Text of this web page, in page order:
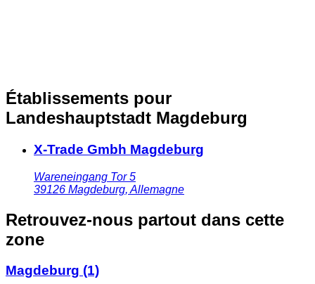
Établissements pour
Landeshauptstadt Magdeburg
X-Trade Gmbh Magdeburg
Wareneingang Tor 5
39126 Magdeburg, Allemagne
Retrouvez-nous partout dans cette
zone
Magdeburg (1)